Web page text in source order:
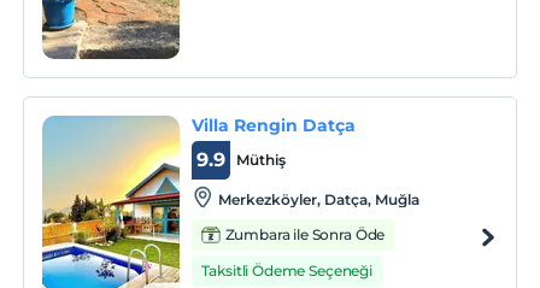
Villa Rengin Datça
Müthiş
9.9
Merkezköyler, Datça, Muğla
Zumbara ile Sonra Öde
Taksitli Ödeme Seçeneği